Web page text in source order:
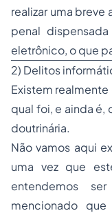
realizar uma
penal
eletrônico, o que
2) Delitos
Existem
qual foi, e ainda é,
doutrinária.
Não vamos aqui
uma vez que
entendemos
mencionado